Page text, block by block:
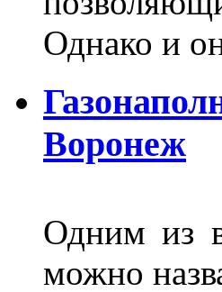
Однако и
Воронеж
Одним из
можно